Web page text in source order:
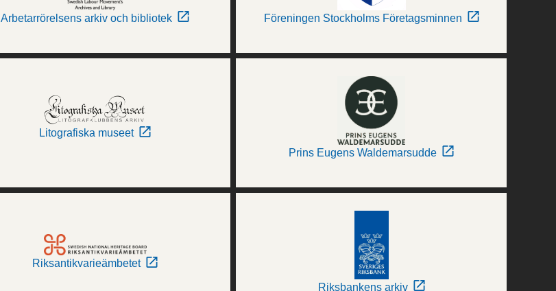
Arbetarrörelsens arkiv och bibliotek Föreningen Stockholms Företagsminnen
Litografiska museet
Prins Eugens Waldemarsudde
Riksantikvarieämbetet
Riksbankens arkiv